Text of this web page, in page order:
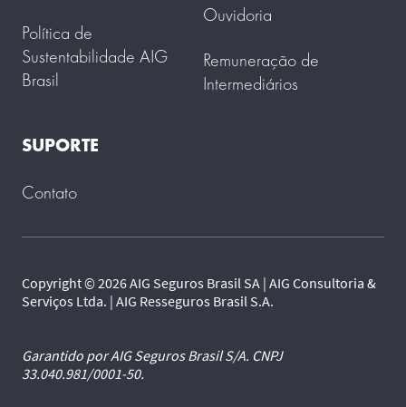
Política de
Sustentabilidade AIG
Brasil
Ouvidoria
Remuneração de
Intermediários
SUPORTE
Contato
Copyright © 2026 AIG Seguros Brasil SA | AIG Consultoria &
Serviços Ltda. | AIG Resseguros Brasil S.A.
Garantido por AIG Seguros Brasil S/A. CNPJ
33.040.981/0001-50.